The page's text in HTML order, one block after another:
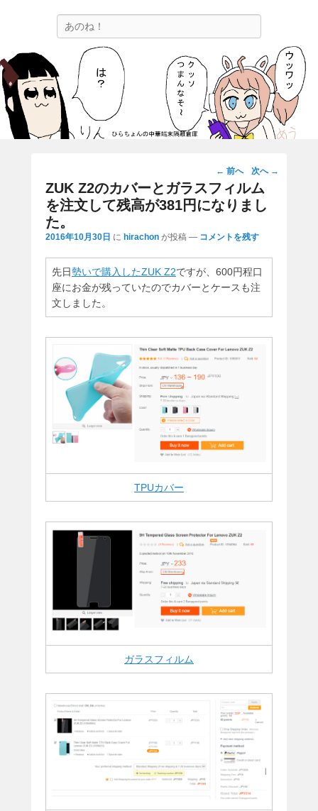
ひらちょんの中華端末隔離倉庫
ほたがページ上部にある検索バーを消してくれたサイトです。
投
稿
ナ
ビ
ゲ
ョ
ン
← 前へ 次へ →
ZUK Z2のカバーとガラスフィルム
を注文して残高が381円になりまし
た。
2016年10月30日 に hirachon が投稿 — コメントを残す
先日勢いで購入したZUK Z2ですが、600円程口
座にお金が残っていたのでカバーとケースも注
文しました。
TPUカバー
ガラスフィルム